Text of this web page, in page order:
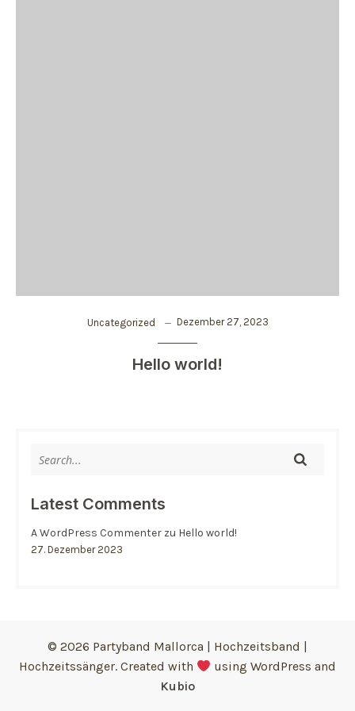
Uncategorized Dezember 27, 2023
Hello world!
Latest Comments
A WordPress Commenter zu Hello world!
27. Dezember 2023
© 2026 Partyband Mallorca | Hochzeitsband |
Hochzeitssänger. Created with
using WordPress and
Kubio